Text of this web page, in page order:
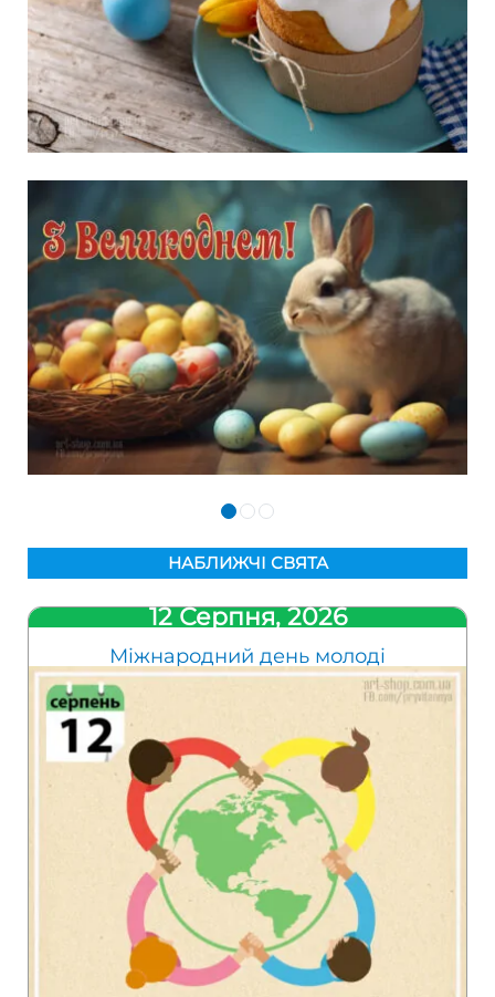
НАБЛИЖЧІ СВЯТА
12 Серпня, 2026
Міжнародний день молоді